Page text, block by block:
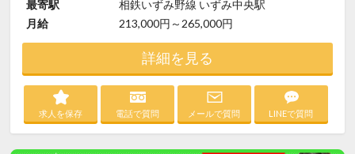
最寄駅
相鉄いずみ野線 いずみ中央駅
月給
213,000円～265,000円
詳細を見る
求人を保存 電話で質問 メールで質問 LINEで質問